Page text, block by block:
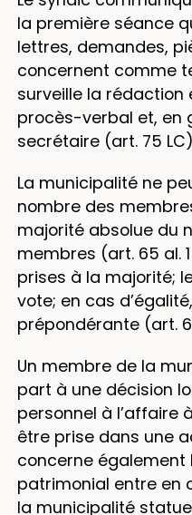
la première séance
lettres, demandes,
concernent comme
surveille la rédaction
procès-verbal et, en
secrétaire (art. 75
La municipalité ne
nombre des
majorité absolue du
membres (art. 65 al.
prises à la majorité;
vote; en cas
prépondérante (art.
Un membre de la
part à une décision
personnel à l’affaire
être prise dans une
concerne également
patrimonial entre en
la municipalité